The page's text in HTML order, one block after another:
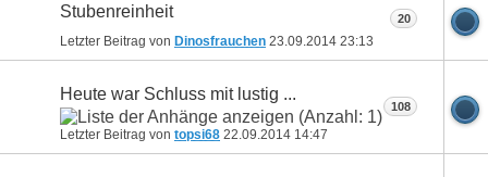
Stubenreinheit
Letzter Beitrag von Dinosfrauchen 23.09.2014 23:13
20
Heute war Schluss mit lustig ...
Letzter Beitrag von topsi68 22.09.2014 14:47
108